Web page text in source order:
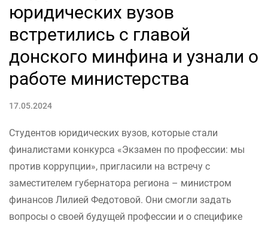
юридических вузов
встретились с главой
донского минфина и узнали о
работе министерства
17.05.2024
Студентов юридических вузов, которые стали
финалистами конкурса «Экзамен по профессии: мы
против коррупции», пригласили на встречу с
заместителем губернатора региона – министром
финансов Лилией Федотовой. Они смогли задать
вопросы о своей будущей профессии и о специфике